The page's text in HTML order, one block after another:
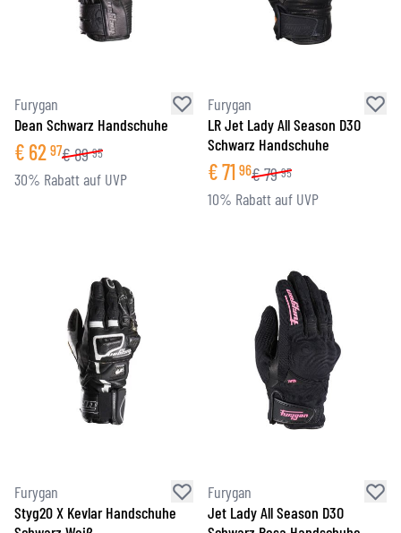
Furygan
Dean Schwarz Handschuhe
€ 62 97€89 95
30% Rabatt auf UVP
Furygan
LR Jet Lady All Season D3O
Schwarz Handschuhe
€71 96€79 95
10% Rabatt auf UVP
Furygan
Styg20 X Kevlar Handschuhe
Furygan
Jet Lady All Season D3O